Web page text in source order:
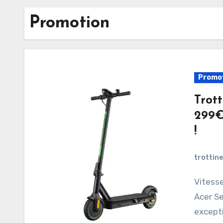
Promotion
!
Vitesse, autonomie, design : la trottinette électrique
Acer